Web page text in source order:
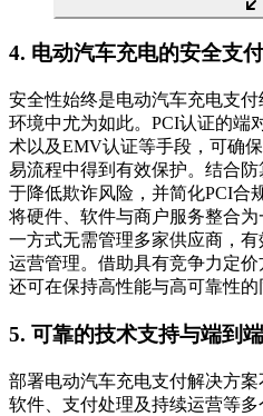
4. 电动汽车充电的安全支
安全性始终是电动汽车充电支
环境中尤为如此。PCI认证的端
术以及EMV认证等手段，可确
易流程中得到有效保护。结合
于降低欺诈风险，并简化PCI合
将硬件、软件与商户服务整合
一方式无需管理多家供应商，
运营管理。借助具有竞争力定
还可在保持高性能与高可靠性的
5. 可靠的技术支持与端到
部署电动汽车充电支付解决方
软件、支付处理及持续运营等